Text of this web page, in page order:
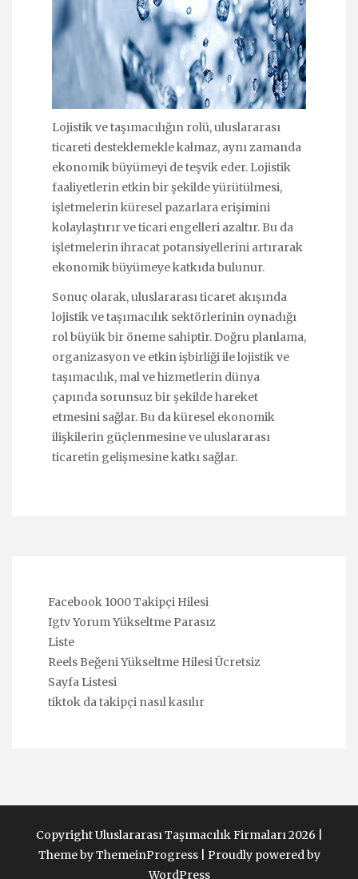
Lojistik ve taşımacılığın rolü, uluslararası
ticareti desteklemekle kalmaz, aynı zamanda
ekonomik büyümeyi de teşvik eder. Lojistik
faaliyetlerin etkin bir şekilde yürütülmesi,
işletmelerin küresel pazarlara erişimini
kolaylaştırır ve ticari engelleri azaltır. Bu da
işletmelerin ihracat potansiyellerini artırarak
ekonomik büyümeye katkıda bulunur.
Sonuç olarak, uluslararası ticaret akışında
lojistik ve taşımacılık sektörlerinin oynadığı
rol büyük bir öneme sahiptir. Doğru planlama,
organizasyon ve etkin işbirliği ile lojistik ve
taşımacılık, mal ve hizmetlerin dünya
çapında sorunsuz bir şekilde hareket
etmesini sağlar. Bu da küresel ekonomik
ilişkilerin güçlenmesine ve uluslararası
ticaretin gelişmesine katkı sağlar.
Facebook 1000 Takipçi Hilesi
Igtv Yorum Yükseltme Parasız
Liste
Reels Beğeni Yükseltme Hilesi Ücretsiz
Sayfa Listesi
tiktok da takipçi nasıl kasılır
Copyright Uluslararası Taşımacılık Firmaları 2026 |
Theme by ThemeinProgress| Proudly powered by
WordPress